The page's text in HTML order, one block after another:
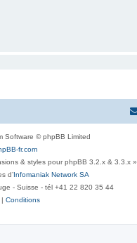
Software © phpBB Limited
fr.com
& styles pour phpBB 3.2.x & 3.3.x »
d’Infomaniak Network SA
- Suisse - tél +41 22 820 35 44
| Conditions